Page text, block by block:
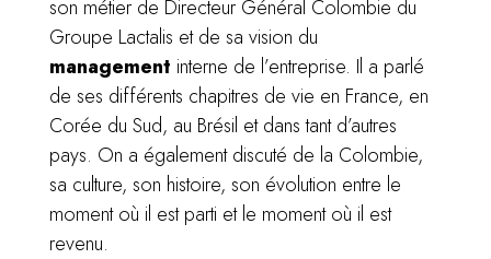
son métier de Directeur Général Colombie du
Groupe Lactalis et de sa vision du
management interne de l’entreprise. Il a parlé
de ses différents chapitres de vie en France, en
Corée du Sud, au Brésil et dans tant d’autres
pays. On a également discuté de la Colombie,
sa culture, son histoire, son évolution entre le
moment où il est parti et le moment où il est
revenu.